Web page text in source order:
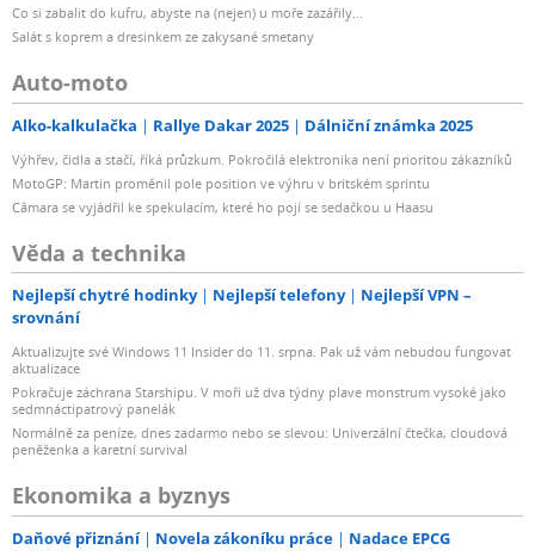
Co si zabalit do kufru, abyste na (nejen) u moře zazářily...
Salát s koprem a dresinkem ze zakysané smetany
Auto-moto
Alko-kalkulačka Rallye Dakar 2025 Dálniční známka 2025
Výhřev, čidla a stačí, říká průzkum. Pokročilá elektronika není prioritou zákazníků
MotoGP: Martin proměnil pole position ve výhru v britském sprintu
Câmara se vyjádřil ke spekulacím, které ho pojí se sedačkou u Haasu
Věda a technika
Nejlepší chytré hodinky Nejlepší telefony
Nejlepší VPN –
srovnání
Aktualizujte své Windows 11 Insider do 11. srpna. Pak už vám nebudou fungovat
aktualizace
Pokračuje záchrana Starshipu. V moři už dva týdny plave monstrum vysoké jako
sedmnáctipatrový panelák
Normálně za peníze, dnes zadarmo nebo se slevou: Univerzální čtečka, cloudová
peněženka a karetní survival
Ekonomika a byznys
Daňové přiznání Novela zákoníku práce Nadace EPCG